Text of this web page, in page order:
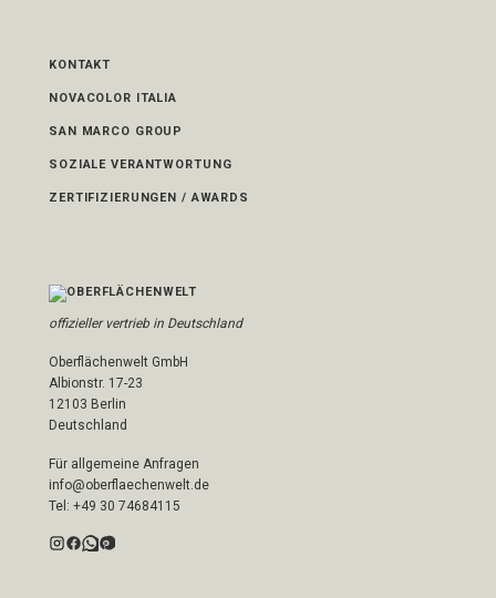
KONTAKT
NOVACOLOR ITALIA
SAN MARCO GROUP
SOZIALE VERANTWORTUNG
ZERTIFIZIERUNGEN / AWARDS
offizieller vertrieb in Deutschland
Oberflächenwelt GmbH
Albionstr. 17-23
12103 Berlin
Deutschland
Für allgemeine Anfragen
info@oberflaechenwelt.de
Tel: +49 30 74684115